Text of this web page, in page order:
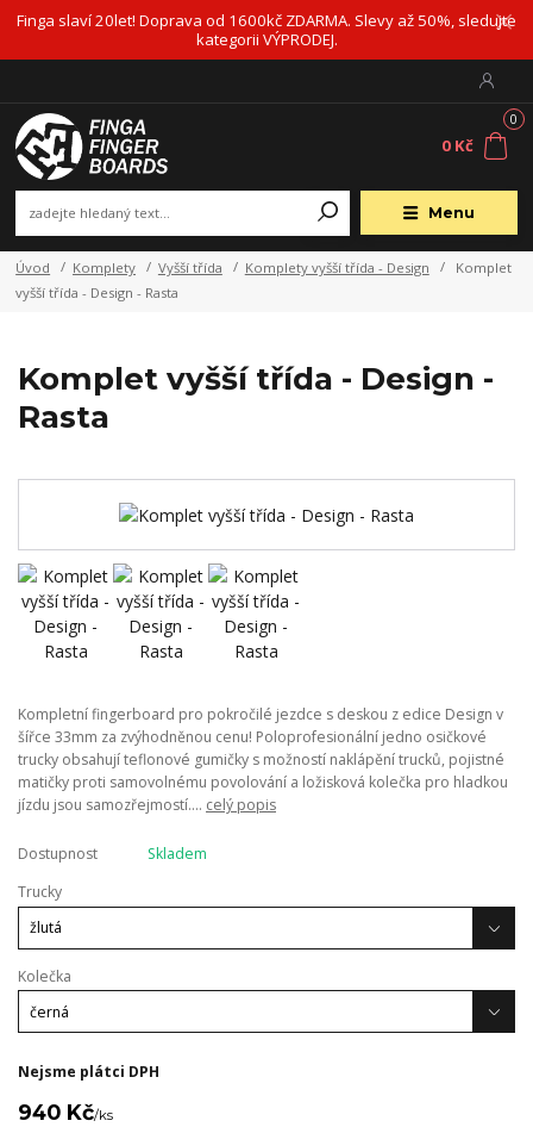
Finga slaví 20let! Doprava od 1600kč ZDARMA. Slevy až 50%, sledujte
kategorii VÝPRODEJ.
Menu
0
0 Kč
Úvod Komplety Vyšší třída Komplety vyšší třída - Design
Komplet
vyšší třída - Design - Rasta
Komplet vyšší třída - Design -
Rasta
Kompletní fingerboard pro pokročilé jezdce s deskou z edice Design v
šířce 33mm za zvýhodněnou cenu! Poloprofesionální jedno osičkové
trucky obsahují teflonové gumičky s možností naklápění trucků, pojistné
matičky proti samovolnému povolování a ložisková kolečka pro hladkou
jízdu jsou samozřejmostí.... celý popis
Dostupnost
Skladem
Trucky
Kolečka
Nejsme plátci DPH
940 Kč/ks